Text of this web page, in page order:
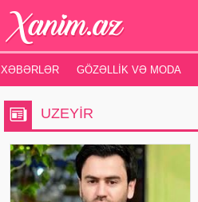
XƏBƏRLƏR GÖZƏLLIK VƏ MODA
UZEYIR